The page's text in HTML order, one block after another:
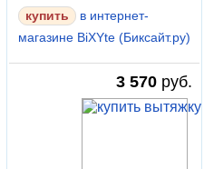
в интернет-
магазине BiXYte (Биксайт.ру)
3 570 руб.